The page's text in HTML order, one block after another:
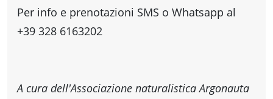
Accessibili
Per info e prenotazioni SMS o Whatsapp al
+39 328 6163202
A cura dell'Associazione naturalistica Argonauta